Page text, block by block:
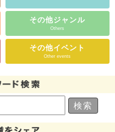
その他ジャンル
Others
その他イベント
Other events